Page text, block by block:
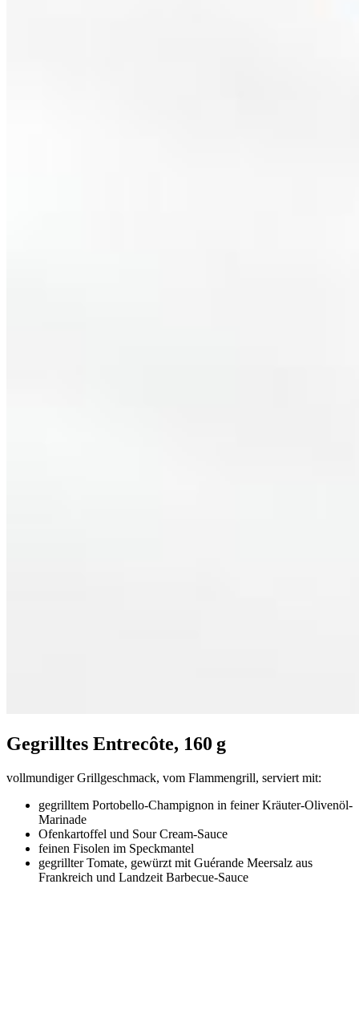
Gegrilltes Entrecôte, 160 g
vollmundiger Grillgeschmack, vom Flammengrill, serviert mit:
gegrilltem Portobello-Champignon in feiner Kräuter-Olivenöl-
Marinade
Ofenkartoffel und Sour Cream-Sauce
feinen Fisolen im Speckmantel
gegrillter Tomate, gewürzt mit Guérande Meersalz aus
Frankreich und Landzeit Barbecue-Sauce